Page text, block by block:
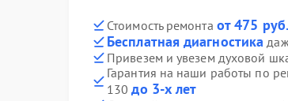
Стоимость ремонта от 475 руб.
Бесплатная диагностика
Привезем и увезем духовой
Гарантия на наши работы по
130до 3-х лет